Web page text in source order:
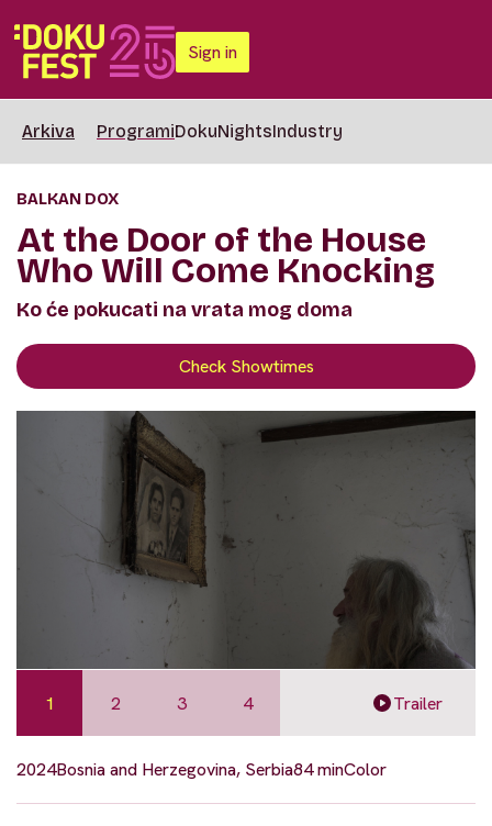
Sign in
Arkiva ProgramiDokuNightsIndustry
BALKAN DOX
At the Door of the House
Who Will Come Knocking
Ko će pokucati na vrata mog doma
Check Showtimes
1 2 3 4 Trailer
2024Bosnia and Herzegovina, Serbia84 minColor